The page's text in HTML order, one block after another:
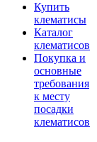
Купить
клематисы
Каталог
клематисов
Покупка и
основные
требования
к месту
посадки
клематисов